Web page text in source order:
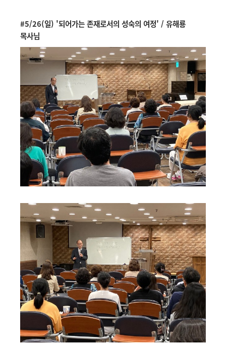
#5/26(일) '되어가는 존재로서의 성숙의 여정' / 유해룡
목사님